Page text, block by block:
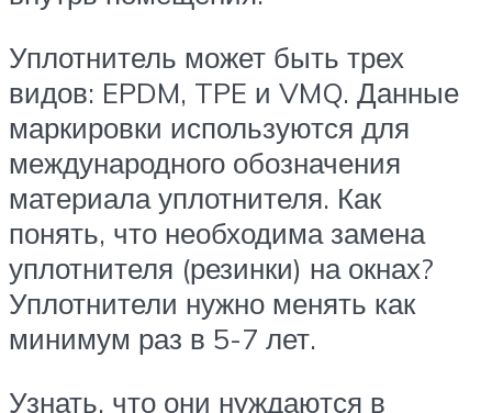
Уплотнитель может быть трех
видов: EPDM, TPE и VMQ. Данные
маркировки используются для
международного обозначения
материала уплотнителя. Как
понять, что необходима замена
уплотнителя (резинки) на окнах?
Уплотнители нужно менять как
минимум раз в 5-7 лет.
Узнать, что они нуждаются в